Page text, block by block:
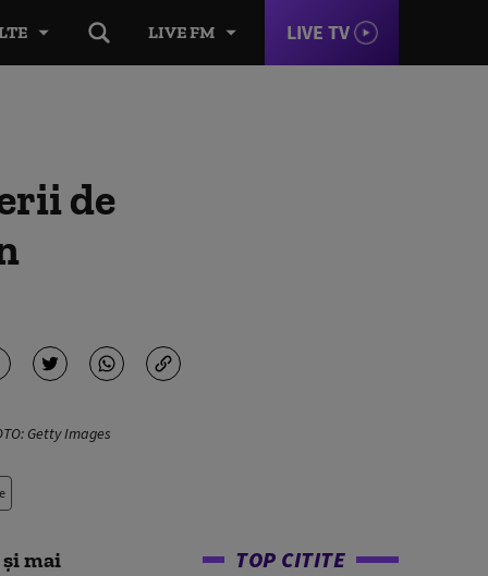
LIVE FM LIVE TV
de
Getty Images
mai
TOP CITITE